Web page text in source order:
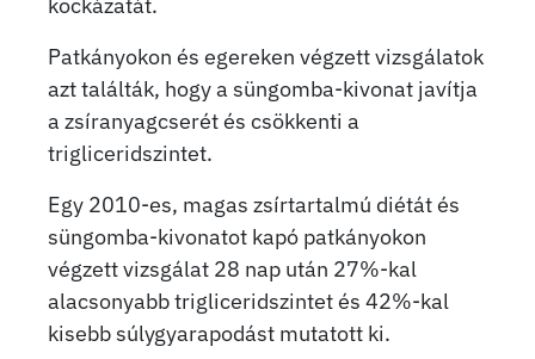
Patkányokon és egereken végzett vizsgálatok
azt találták, hogy a süngomba-kivonat javítja
a zsíranyagcserét és csökkenti a
trigliceridszintet.
Egy 2010-es, magas zsírtartalmú diétát és
süngomba-kivonatot kapó patkányokon
végzett vizsgálat 28 nap után 27%-kal
alacsonyabb trigliceridszintet és 42%-kal
kisebb súlygyarapodást mutatott ki.